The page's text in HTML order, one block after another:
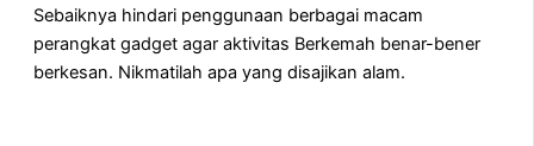
Sebaiknya hindari penggunaan berbagai macam
perangkat gadget agar aktivitas Berkemah benar-bener
berkesan. Nikmatilah apa yang disajikan alam.